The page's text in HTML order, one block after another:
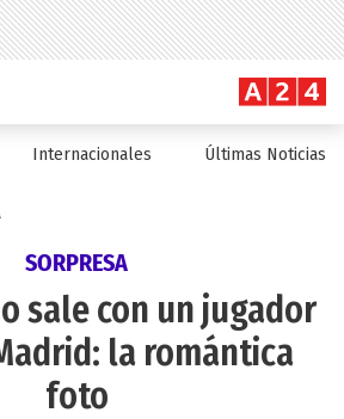
Internacionales Últimas Noticias
SORPRESA
sale con un jugador
la romántica
foto